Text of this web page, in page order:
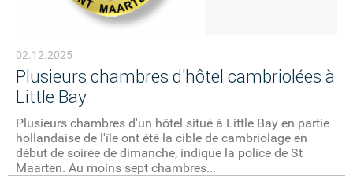
02.12.2025
Plusieurs chambres d'hôtel cambriolées à
Little Bay
Plusieurs chambres d'un hôtel situé à Little Bay en partie
hollandaise de l'île ont été la cible de cambriolage en
début de soirée de dimanche, indique la police de St
Maarten. Au moins sept chambres...